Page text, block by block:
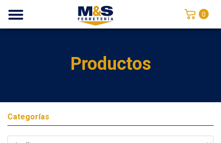
0
Productos
Categorías